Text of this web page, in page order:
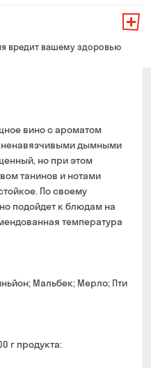
— 200 грн
суммы всего заказа:
139 грн
воздушные тревоги
заказа — 250 грн
из магазина в удобное
и в магазине
вредит вашему здоровью
вино с ароматом
дымными
но при этом
танинов и нотами
По своему
подойдет к блюдам на
температура
Мальбек; Мерло; Пти
г продукта: